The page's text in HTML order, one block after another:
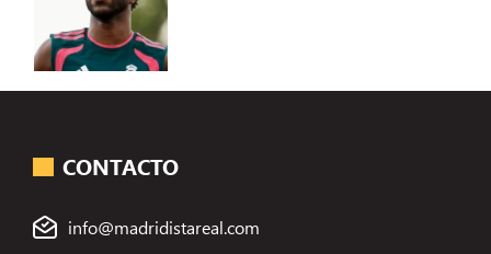
CONTACTO
info@madridistareal.com